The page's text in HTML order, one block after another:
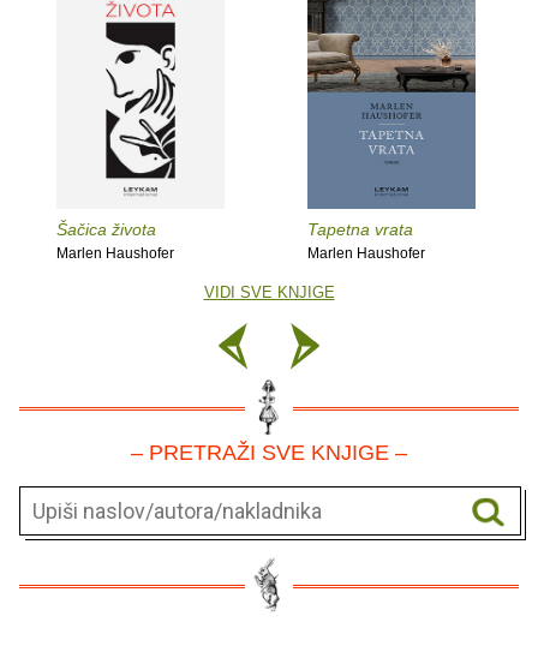
Šačica života
Marlen Haushofer
Tapetna vrata
Marlen Haushofer
VIDI SVE KNJIGE
– PRETRAŽI SVE KNJIGE –